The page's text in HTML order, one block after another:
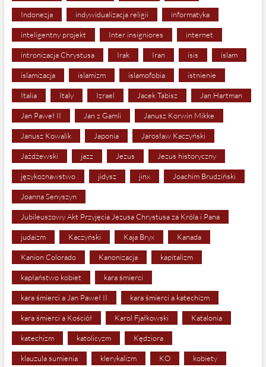
Indonezja indywidualizacja religii informatyka
inteligentny projekt Inter insigniores internet
intronizacja Chrystusa Irak Iran isis islam
islamizacja islamizm islamofobia istnienie
Italia Italy Izrael Jacek Tabisz Jan Hartman
Jan Paweł II Jan z Gamli Janusz Korwin Mikke
Janusz Kowalik Japonia Jarosław Kaczyński
Jażdżewski jazz Jezus Jezus historyczny
językoznawstwo jidysz jinx Joachim Brudziński
Joanna Senyszyn
Jubileuszowy Akt Przyjęcia Jezusa Chrystusa za Króla i Pana
judaizm Kaczyński Kaja Bryx Kanada
Kanion Colorado Kanonizacja kapitalizm
kapłaństwo kobiet kara śmierci
kara śmierci a Jan Paweł II kara śmierci a katechizm
kara śmierci a Kościół Karol Fjałkowski Katalonia
katechizm katolicyzm Kędziora
klauzula sumienia klerykalizm KO kobiety